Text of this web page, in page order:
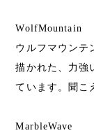
WolfMountain
ウルフマウンテ
描かれた、力強
ています。聞こ
MarbleWave